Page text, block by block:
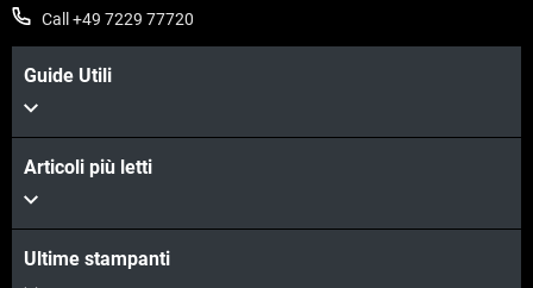
Scopri di più
Call +49 7229 77720
Guide Utili
Articoli più letti
Ultime stampanti